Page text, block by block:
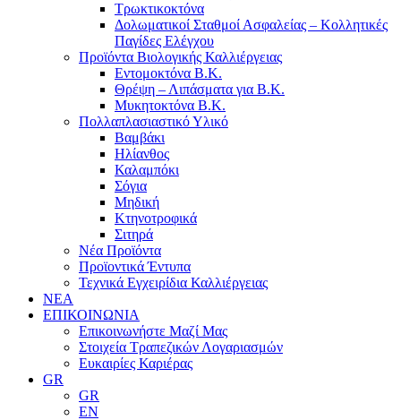
Τρωκτικοκτόνα
Δολωματικοί Σταθμοί Ασφαλείας – Κολλητικές
Παγίδες Ελέγχου
Προϊόντα Βιολογικής Καλλιέργειας
Εντομοκτόνα Β.Κ.
Θρέψη – Λιπάσματα για Β.Κ.
Μυκητοκτόνα Β.Κ.
Πολλαπλασιαστικό Υλικό
Βαμβάκι
Ηλίανθος
Καλαμπόκι
Σόγια
Μηδική
Κτηνοτροφικά
Σιτηρά
Νέα Προϊόντα
Προϊοντικά Έντυπα
Τεχνικά Εγχειρίδια Καλλιέργειας
ΝΕΑ
ΕΠΙΚΟΙΝΩΝΙΑ
Επικοινωνήστε Μαζί Μας
Στοιχεία Τραπεζικών Λογαριασμών
Ευκαιρίες Καριέρας
GR
GR
EN